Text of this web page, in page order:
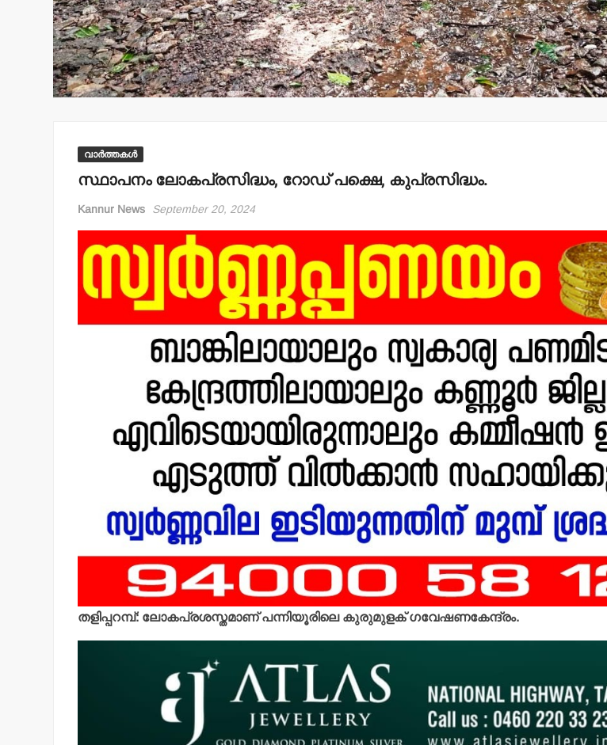
വാർത്തകൾ
സ്ഥാപനം ലോകപ്രസിദ്ധം, റോഡ് പക്ഷെ, കുപ്രസിദ്ധം.
Kannur News September 20, 2024
തളിപ്പറമ്പ്: ലോകപ്രശസ്തമാണ് പന്നിയൂരിലെ കുരുമുളക് ഗവേഷണകേന്ദ്രം.